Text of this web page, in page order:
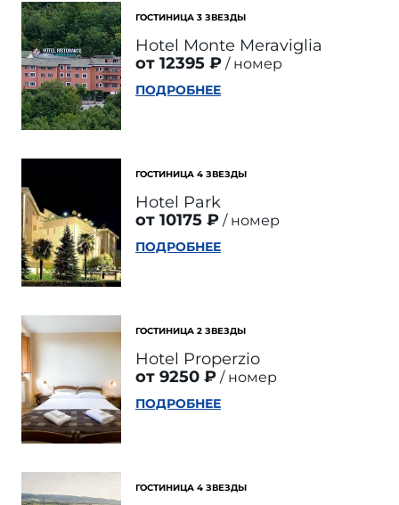
ГОСТИНИЦА 3 ЗВЕЗДЫ
Hotel Monte Meraviglia
от 12395 ₽
номер
ПОДРОБНЕЕ
ГОСТИНИЦА 4 ЗВЕЗДЫ
Hotel Park
от 10175 ₽
номер
ПОДРОБНЕЕ
ГОСТИНИЦА 2 ЗВЕЗДЫ
Hotel Properzio
от 9250 ₽
номер
ПОДРОБНЕЕ
ГОСТИНИЦА 4 ЗВЕЗДЫ